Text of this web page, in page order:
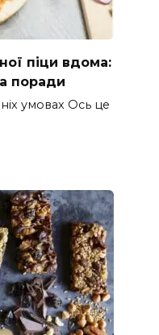
піци вдома:
поради
умовах Ось це